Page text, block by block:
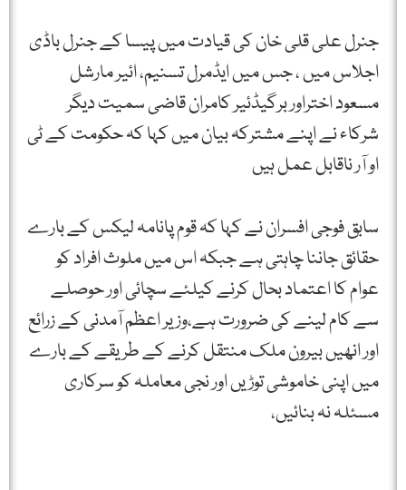
جنرل علی قلی خان کی قیادت میں پیسا کے جنرل باڈی
اجلاس میں ، جس میں ایڈمرل تسنیم، ائیر مارشل
مسعود اختراور برگیڈئیر کامران قاضی سمیت دیگر
شرکاء نے اپنے مشترکہ بیان میں کہا کہ حکومت کے ٹی
او آر ناقابل عمل ہیں
سابق فوجی افسران نے کہا کہ قوم پانامہ لیکس کے بارے
حقائق جاننا چاہتی ہے جبکہ اس میں ملوث افراد کو
عوام کا اعتماد بحال کرنے کیلئے سچائی اور حوصلے
سے کام لینے کی ضرورت ہے،وزیر اعظم آمدنی کے زرائع
اور انھیں بیرون ملک منتقل کرنے کے طریقے کے بارے
میں اپنی خاموشی توڑیں اور نجی معاملہ کو سرکاری
مسئلہ نہ بنائیں،